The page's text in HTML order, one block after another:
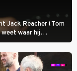
Jack Reacher (Tom
waar hij
naar hem vraagt.